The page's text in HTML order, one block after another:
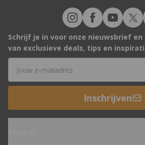
Schrijf je in voor onze nieuwsbrief
van exclusieve deals, tips en
Inschrijven